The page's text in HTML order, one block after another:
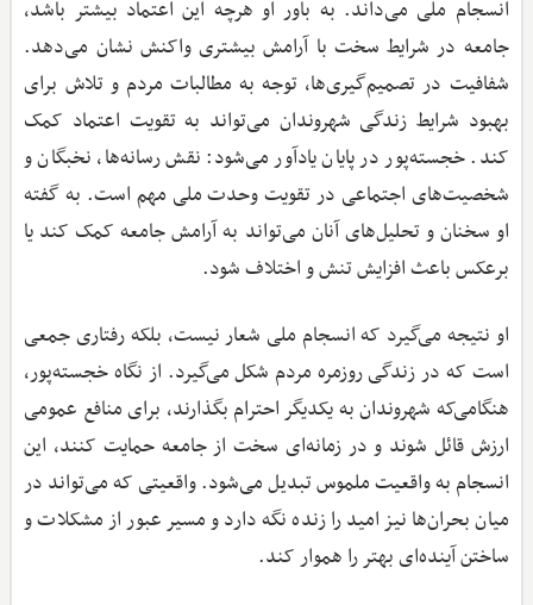
انسجام ملی می‌داند. به باور او هرچه این اعتماد بیشتر باشد،
جامعه در شرایط سخت با آرامش بیشتری واکنش نشان می‌دهد.
شفافیت در تصمیم‌گیری‌ها، توجه به مطالبات مردم و تلاش برای
بهبود شرایط زندگی شهروندان می‌تواند به تقویت اعتماد کمک
کند. خجسته‌پور در پایان یادآور می‌شود: نقش رسانه‌ها، نخبگان و
شخصیت‌های اجتماعی در تقویت وحدت ملی مهم است. به گفته
او سخنان و تحلیل‌های آنان می‌تواند به آرامش جامعه کمک کند یا
برعکس باعث افزایش تنش و اختلاف شود.
او نتیجه می‌گیرد که انسجام ملی شعار نیست، بلکه رفتاری جمعی
است که در زندگی روزمره مردم شکل می‌گیرد. از نگاه خجسته‌پور،
هنگامی‌که شهروندان به یکدیگر احترام بگذارند، برای منافع عمومی
ارزش قائل شوند و در زمانه‌ای سخت از جامعه حمایت کنند، این
انسجام به واقعیت ملموس تبدیل می‌شود. واقعیتی که می‌تواند در
میان بحران‌ها نیز امید را زنده نگه دارد و مسیر عبور از مشکلات و
ساختن آینده‌ای بهتر را هموار کند.